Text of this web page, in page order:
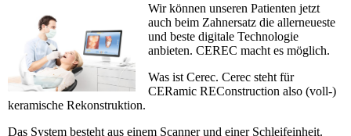
Wir können unseren Patienten jetzt
auch beim Zahnersatz die aller­neu­este
und beste digitale Technologie
anbieten. CEREC macht es möglich.
Was ist Cerec. Cerec steht für
CERamic REConstruction also (voll-)
keramische Rekonstruktion.
Das System besteht aus einem Scanner und einer Schleif­ein­heit.